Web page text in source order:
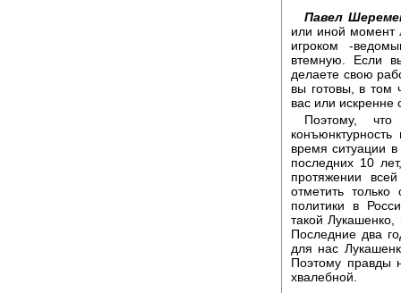
Павел
или иной момент
игроком -
втемную. Если
делаете свою
вы готовы, в том
вас или искренне
Поэтому, что
время ситуации
последних 10
протяжении
отметить
политики в
такой
Последние два
для нас
Поэтому правды
хвалебной.